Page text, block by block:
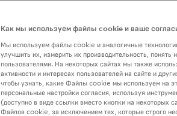
Как мы используем файлы cookie и ваше
Мы используем файлы cookie и аналогичные
улучшить их, измерить их производительность,
пользователями. На некоторых сайтах мы также
активности и интересах пользователей на сайте и
чтобы узнать, какие Файлы cookie мы используем на
персональные настройки согласия, используя
(доступно в виде ссылки вместо кнопки на некоторых
Файлов cookie, за исключением тех, которые строго